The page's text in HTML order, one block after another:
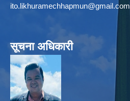
ito.likhuramechhapmun@gmail.com
सूचना अधिकारी